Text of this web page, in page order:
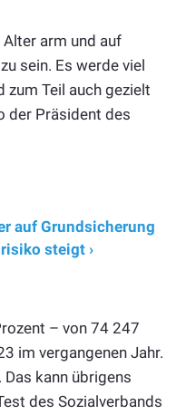
arm und auf
sein. Es werde viel
zum Teil auch gezielt
der Präsident des
auf Grundsicherung
steigt ›
– von 74 247
im vergangenen Jahr.
kann übrigens
des Sozialverbands